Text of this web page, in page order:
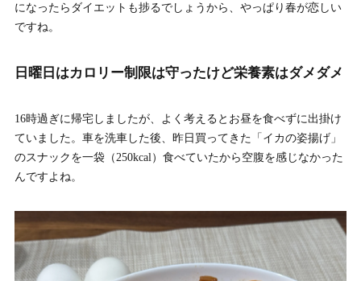
になったらダイエットも捗るでしょうから、やっぱり春が恋しい
ですね。
日曜日はカロリー制限は守ったけど栄養素はダメダメ
16時過ぎに帰宅しましたが、よく考えるとお昼を食べずに出掛け
ていました。車を洗車した後、昨日買ってきた「イカの姿揚げ」
のスナックを一袋（250kcal）食べていたから空腹を感じなかった
んですよね。